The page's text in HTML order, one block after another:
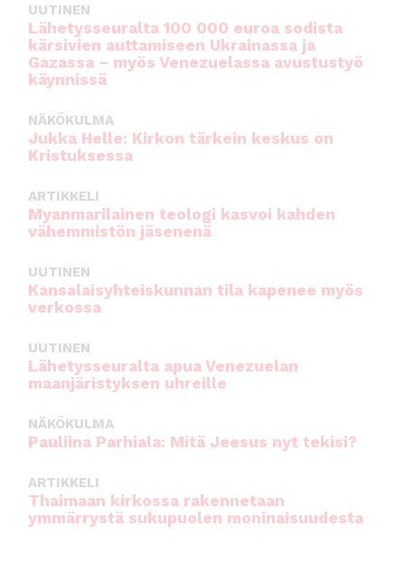
UUTINEN
Lähetysseuralta 100 000 euroa sodista
kärsivien auttamiseen Ukrainassa ja
Gazassa – myös Venezuelassa avustustyö
käynnissä
NÄKÖKULMA
Jukka Helle: Kirkon tärkein keskus on
Kristuksessa
ARTIKKELI
Myanmarilainen teologi kasvoi kahden
vähemmistön jäsenenä
UUTINEN
Kansalaisyhteiskunnan tila kapenee myös
verkossa
UUTINEN
Lähetysseuralta apua Venezuelan
maanjäristyksen uhreille
NÄKÖKULMA
Pauliina Parhiala: Mitä Jeesus nyt tekisi?
ARTIKKELI
Thaimaan kirkossa rakennetaan
ymmärrystä sukupuolen moninaisuudesta